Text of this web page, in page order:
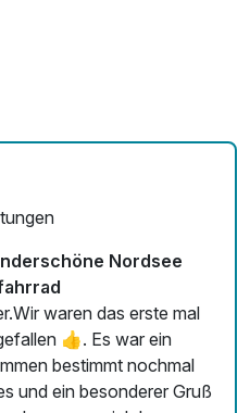
Nordsee
waren das erste mal
👍. Es war ein
bestimmt nochmal
und ein besonderer Gruß